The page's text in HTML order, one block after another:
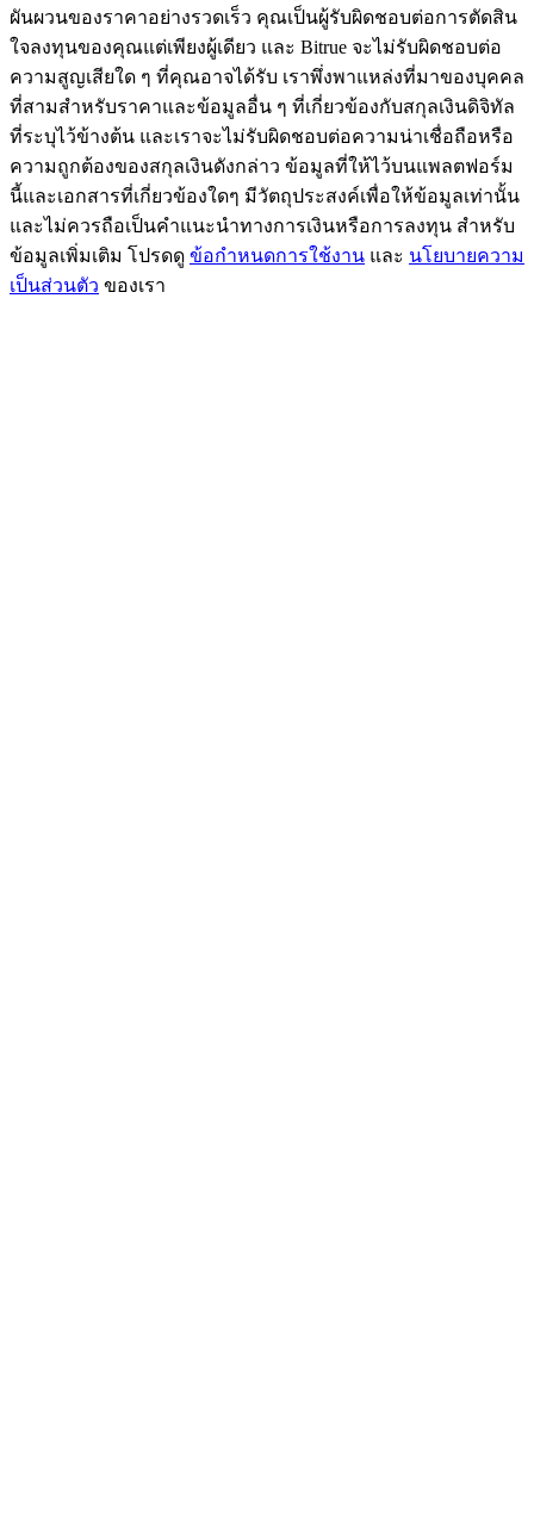
กิจกรรมเพิ่มเติม
รับรางวัลและสิทธิพิเศษสุดพิเศษ
ศูนย์รางวัล
เข้าสู่ระบบ ลงชื่อ
ผันผวนของราคาอย่างรวดเร็ว คุณเป็นผู้รับผิดชอบต่อการตัดสิน
ใจลงทุนของคุณแต่เพียงผู้เดียว และ Bitrue จะไม่รับผิดชอบต่อ
ความสูญเสียใด ๆ ที่คุณอาจได้รับ เราพึ่งพาแหล่งที่มาของบุคคล
ที่สามสำหรับราคาและข้อมูลอื่น ๆ ที่เกี่ยวข้องกับสกุลเงินดิจิทัล
ที่ระบุไว้ข้างต้น และเราจะไม่รับผิดชอบต่อความน่าเชื่อถือหรือ
ความถูกต้องของสกุลเงินดังกล่าว ข้อมูลที่ให้ไว้บนแพลตฟอร์ม
นี้และเอกสารที่เกี่ยวข้องใดๆ มีวัตถุประสงค์เพื่อให้ข้อมูลเท่านั้น
และไม่ควรถือเป็นคำแนะนำทางการเงินหรือการลงทุน สำหรับ
ข้อมูลเพิ่มเติม โปรดดู ข้อกำหนดการใช้งาน และ นโยบายความ
เป็นส่วนตัว ของเรา